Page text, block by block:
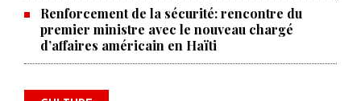
Renforcement de la sécurité: rencontre du
premier ministre avec le nouveau chargé
d’affaires américain en Haïti
La Chambre de commerce et de
l'industrie haïtiano-africaine
commémorer le 235e